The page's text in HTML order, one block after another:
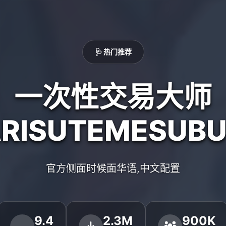
🩺 热门推荐
一次性交易大师
官方侧面时候面华语,中文配置
9.4 2.3M 900K